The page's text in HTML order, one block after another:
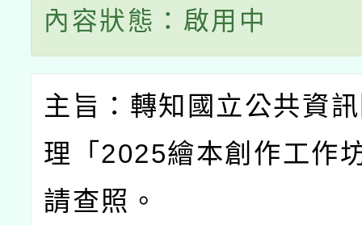
內容狀態：啟用中
主旨：轉知國立公共資
理「 2025繪本創作工作
請查照。